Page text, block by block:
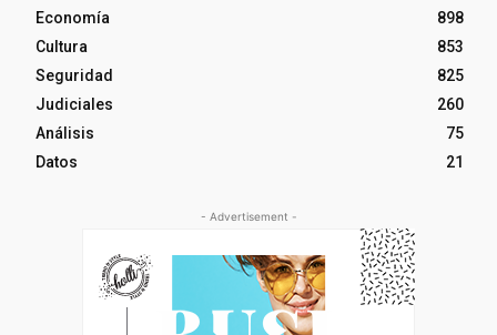
Economía
898
Cultura
853
Seguridad
825
Judiciales
260
Análisis
75
Datos
21
- Advertisement -